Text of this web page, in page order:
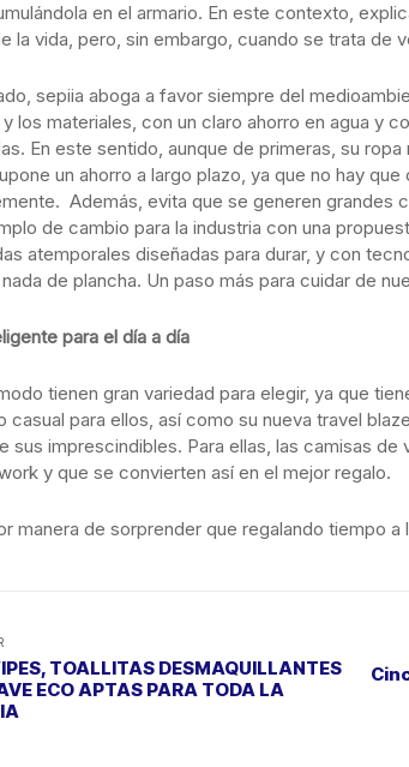
en el armario. En este contexto,
la vida, pero, sin embargo, cuando se trata de
sepiia aboga a favor siempre del
los materiales, con un claro ahorro en agua y
En este sentido, aunque de primeras, su
un ahorro a largo plazo, ya que no hay
Además, evita que se generen grandes
de cambio para la industria con una
atemporales diseñadas para durar, y con
de plancha. Un paso más para cuidar de
para el día a día
tienen gran variedad para elegir, ya que
casual para ellos, así como su nueva travel
sus imprescindibles. Para ellas, las camisas
y que se convierten así en el mejor regalo.
manera de sorprender que regalando tiempo a
TOALLITAS DESMAQUILLANTES
ECO APTAS PARA TODA LA